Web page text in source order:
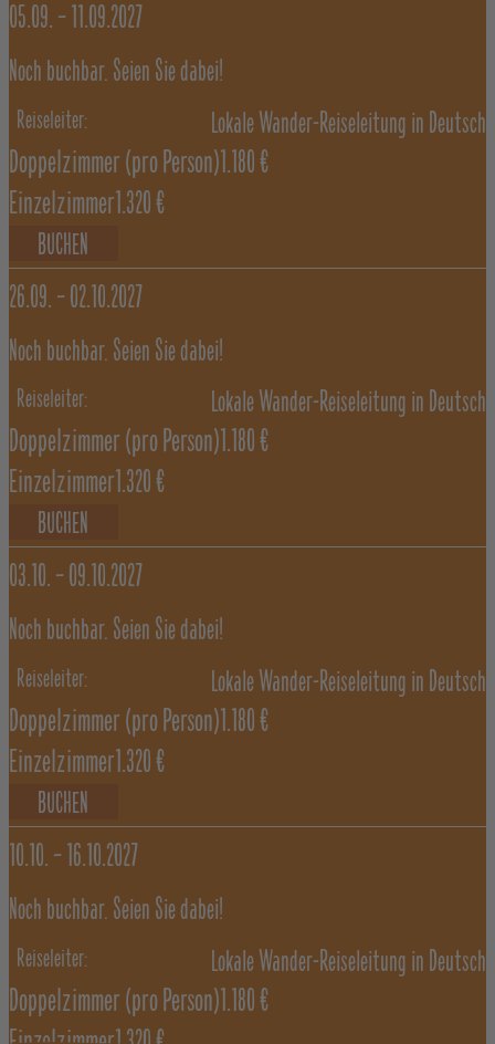
05.09. –11.09.2027
Noch buchbar. Seien Sie dabei!
Lokale Wander-Reiseleitung in Deutsch
Doppelzimmer (pro Person)1.180 €
Einzelzimmer1.320 €
BUCHEN
26.09. –02.10.2027
Noch buchbar. Seien Sie dabei!
Lokale Wander-Reiseleitung in Deutsch
Doppelzimmer (pro Person)1.180 €
Einzelzimmer1.320 €
BUCHEN
03.10. –09.10.2027
Noch buchbar. Seien Sie dabei!
Lokale Wander-Reiseleitung in Deutsch
Doppelzimmer (pro Person)1.180 €
Einzelzimmer1.320 €
BUCHEN
10.10. –16.10.2027
Noch buchbar. Seien Sie dabei!
Lokale Wander-Reiseleitung in Deutsch
Doppelzimmer (pro Person)1.180 €